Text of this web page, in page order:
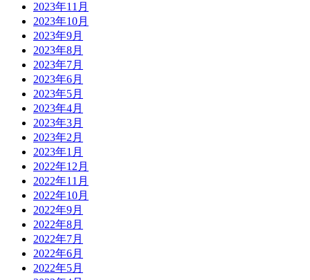
2023年11月
2023年10月
2023年9月
2023年8月
2023年7月
2023年6月
2023年5月
2023年4月
2023年3月
2023年2月
2023年1月
2022年12月
2022年11月
2022年10月
2022年9月
2022年8月
2022年7月
2022年6月
2022年5月